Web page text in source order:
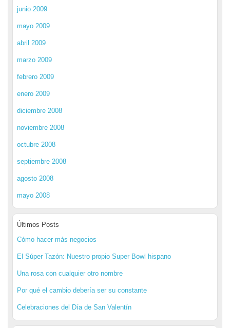
junio 2009
mayo 2009
abril 2009
marzo 2009
febrero 2009
enero 2009
diciembre 2008
noviembre 2008
octubre 2008
septiembre 2008
agosto 2008
mayo 2008
Últimos Posts
Cómo hacer más negocios
El Súper Tazón: Nuestro propio Super Bowl hispano
Una rosa con cualquier otro nombre
Por qué el cambio debería ser su constante
Celebraciones del Día de San Valentín